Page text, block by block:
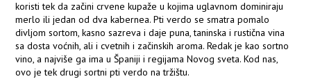
koristi tek da začini crvene kupaže u kojima uglavnom dominiraju
merlo ili jedan od dva kabernea. Pti verdo se smatra pomalo
divljom sortom, kasno sazreva i daje puna, taninska i rustična vina
sa dosta voćnih, ali i cvetnih i začinskih aroma. Redak je kao sortno
vino, a najviše ga ima u Španiji i regijama Novog sveta. Kod nas,
ovo je tek drugi sortni pti verdo na tržištu.